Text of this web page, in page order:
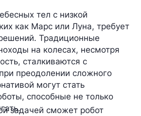
тел с низкой
как Марс или Луна, требует
Традиционные
на колесах, несмотря
сталкиваются с
преодолении сложного
могут стать
способные не только
задачей сможет робот